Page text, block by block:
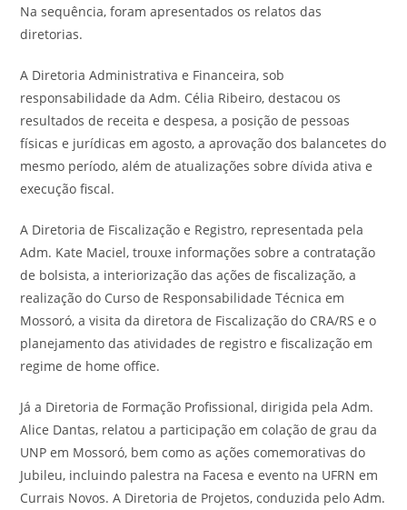
Na sequência, foram apresentados os relatos das
diretorias.
A Diretoria Administrativa e Financeira, sob
responsabilidade da Adm. Célia Ribeiro, destacou os
resultados de receita e despesa, a posição de pessoas
físicas e jurídicas em agosto, a aprovação dos balancetes do
mesmo período, além de atualizações sobre dívida ativa e
execução fiscal.
A Diretoria de Fiscalização e Registro, representada pela
Adm. Kate Maciel, trouxe informações sobre a contratação
de bolsista, a interiorização das ações de fiscalização, a
realização do Curso de Responsabilidade Técnica em
Mossoró, a visita da diretora de Fiscalização do CRA/RS e o
planejamento das atividades de registro e fiscalização em
regime de home office.
Já a Diretoria de Formação Profissional, dirigida pela Adm.
Alice Dantas, relatou a participação em colação de grau da
UNP em Mossoró, bem como as ações comemorativas do
Jubileu, incluindo palestra na Facesa e evento na UFRN em
Currais Novos. A Diretoria de Projetos, conduzida pelo Adm.